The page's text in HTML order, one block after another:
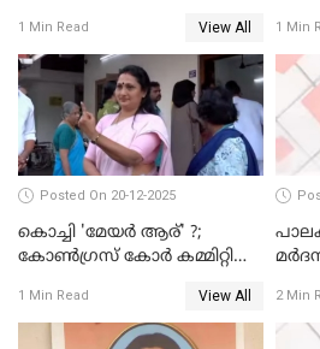
1 Min Read View All 1 Min
Posted On 20-12-2025
കൊച്ചി 'മേയർ ആര്' ?;
കോണ്‍ഗ്രസ് കോര്‍ കമ്മിറ്റി
1 Min Read View All
അംഗ
2 Min